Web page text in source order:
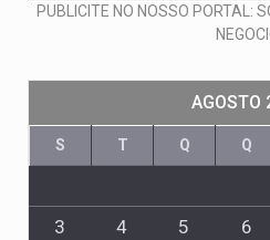
PUBLICITE NO NOSSO PORTAL:
AGOSTO
S T Q Q
3
4 5 6